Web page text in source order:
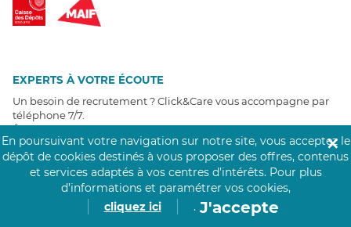
EXPERTS À VOTRE ÉCOUTE
Un besoin de recrutement ? Click&Care vous accompagne par
téléphone 7/7
Être rappelé aujourd'hui
MOIGNAGES CLIENTS
/5
En poursuivant votre navigation sur notre site, vous acceptez le
dépôt de cookies destinés à vous proposer des offres, contenus
et services adaptés à vos centres d’intérêts. Pour plus
d’informations et paramétrer vos cookies,
cliquez ici
. J'accepte
✕